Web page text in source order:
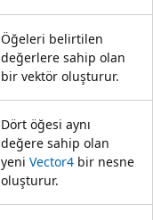
Öğeleri belirtilen
değerlere sahip olan
bir vektör oluşturur.
Dört öğesi aynı
değere sahip olan
yeni Vector4 bir nesne
oluşturur.